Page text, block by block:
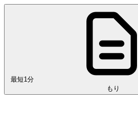
最短1分
もり